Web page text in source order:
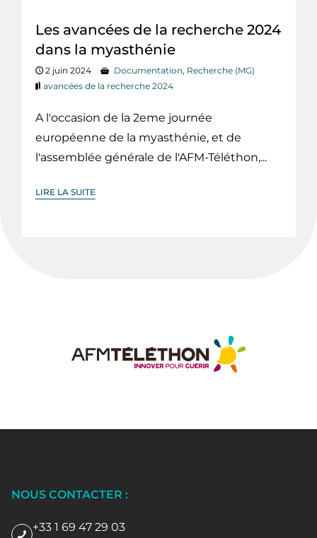
Les avancées de la recherche 2024
dans la myasthénie
2 juin 2024 Documentation, Recherche (MG)
avancées de la recherche 2024
A l'occasion de la 2eme journée
européenne de la myasthénie, et de
l'assemblée générale de l'AFM-Téléthon,...
LIRE LA SUITE
NOUS CONTACTER :
+33 1 69 47 29 03